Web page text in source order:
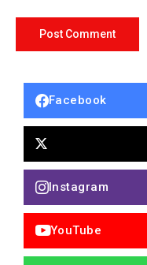
Facebook
Instagram
YouTube